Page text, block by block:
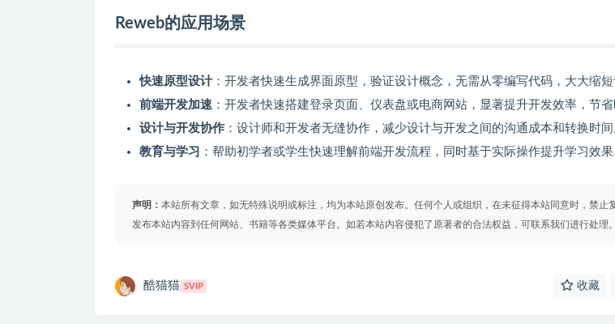
Reweb的应用场景
快速原型设计：开发者快速生成界面原型，验证设计概念，无需从零编写代码，大大缩短
前端开发加速 ：开发者快速搭建登录页面、仪表盘或电商网站，显著提升开发效率，节省
设计与开发协作 ：设计师和开发者无缝协作，减少设计与开发之间的沟通成本和转换时间
教育与学习 ：帮助初学者或学生快速理解前端开发流程，同时基于实际操作提升学习效果
声明： 本站所有文章，如无特殊说明或标注，均为本站原创发布。任何个人或组织，在未征得本站同意时，禁止
发布本站内容到任何网站、书籍等各类媒体平台。如若本站内容侵犯了原著者的合法权益，可联系我们进行处理。
酷猫猫 SVIP 收藏